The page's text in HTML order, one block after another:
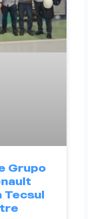
Grupo
Tecsul